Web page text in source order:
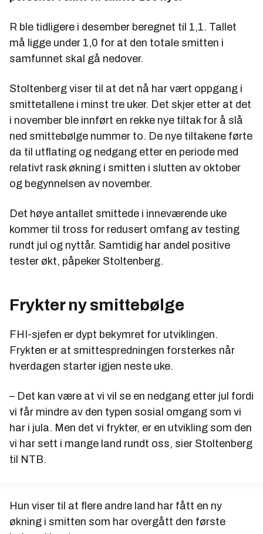
R ble tidligere i desember beregnet til 1,1. Tallet
må ligge under 1,0 for at den totale smitten i
samfunnet skal gå nedover.
Stoltenberg viser til at det nå har vært oppgang i
smittetallene i minst tre uker. Det skjer etter at det
i november ble innført en rekke nye tiltak for å slå
ned smittebølge nummer to. De nye tiltakene førte
da til utflating og nedgang etter en periode med
relativt rask økning i smitten i slutten av oktober
og begynnelsen av november.
Det høye antallet smittede i inneværende uke
kommer til tross for redusert omfang av testing
rundt jul og nyttår. Samtidig har andel positive
tester økt, påpeker Stoltenberg.
Frykter ny smittebølge
FHI-sjefen er dypt bekymret for utviklingen.
Frykten er at smittespredningen forsterkes når
hverdagen starter igjen neste uke.
– Det kan være at vi vil se en nedgang etter jul fordi
vi får mindre av den typen sosial omgang som vi
har i jula. Men det vi frykter, er en utvikling som den
vi har sett i mange land rundt oss, sier Stoltenberg
til NTB.
Hun viser til at flere andre land har fått en ny
økning i smitten som har overgått den første